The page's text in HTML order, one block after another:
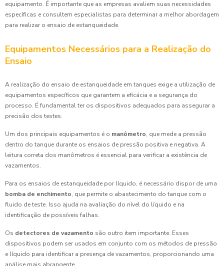
equipamento. É importante que as empresas avaliem suas necessidades
específicas e consultem especialistas para determinar a melhor abordagem
para realizar o ensaio de estanqueidade.
Equipamentos Necessários para a Realização do
Ensaio
A realização do ensaio de estanqueidade em tanques exige a utilização de
equipamentos específicos que garantem a eficácia e a segurança do
processo. É fundamental ter os dispositivos adequados para assegurar a
precisão dos testes.
Um dos principais equipamentos é o manômetro, que mede a pressão
dentro do tanque durante os ensaios de pressão positiva e negativa. A
leitura correta dos manômetros é essencial para verificar a existência de
vazamentos.
Para os ensaios de estanqueidade por líquido, é necessário dispor de uma
bomba de enchimento, que permite o abastecimento do tanque com o
fluido de teste. Isso ajuda na avaliação do nível do líquido e na
identificação de possíveis falhas.
Os detectores de vazamento são outro item importante. Esses
dispositivos podem ser usados em conjunto com os métodos de pressão
e líquido para identificar a presença de vazamentos, proporcionando uma